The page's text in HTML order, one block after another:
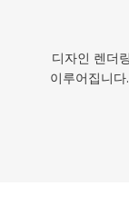
디자인 렌더
이루어집니